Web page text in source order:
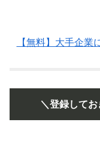
【無料】大手企
＼登録して